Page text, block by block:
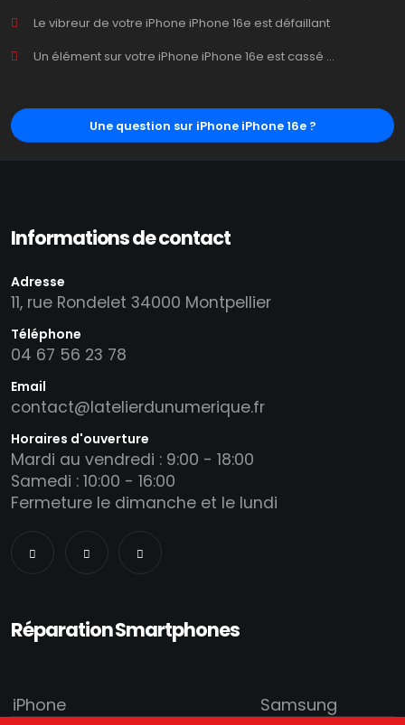
Le vibreur de votre iPhone iPhone 16e est défaillant
Un élément sur votre iPhone iPhone 16e est cassé ...
Une question sur iPhone iPhone 16e ?
Informations de contact
Adresse
11, rue Rondelet 34000 Montpellier
Téléphone
04 67 56 23 78
Email
contact@latelierdunumerique.fr
Horaires d'ouverture
Mardi au vendredi : 9:00 - 18:00
Samedi : 10:00 - 16:00
Fermeture le dimanche et le lundi
Réparation Smartphones
iPhone
Samsung